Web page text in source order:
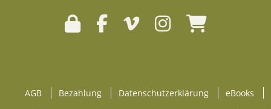
AGB Bezahlung Datenschutzerklärung eBooks